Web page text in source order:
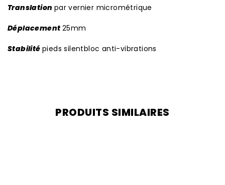
Translation par vernier micrométrique
Déplacement 25mm
Stabilité pieds silentbloc anti-vibrations
PRODUITS SIMILAIRES